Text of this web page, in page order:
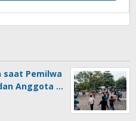
saat Pemilwa
Anggota …